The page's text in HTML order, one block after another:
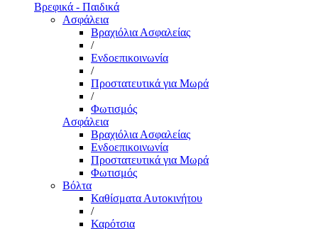
Βρεφικά - Παιδικά
Ασφάλεια
Βραχιόλια Ασφαλείας
/
Ενδοεπικοινωνία
/
Προστατευτικά για Μωρά
/
Φωτισμός
Ασφάλεια
Βραχιόλια Ασφαλείας
Ενδοεπικοινωνία
Προστατευτικά για Μωρά
Φωτισμός
Βόλτα
Καθίσματα Αυτοκινήτου
/
Καρότσια